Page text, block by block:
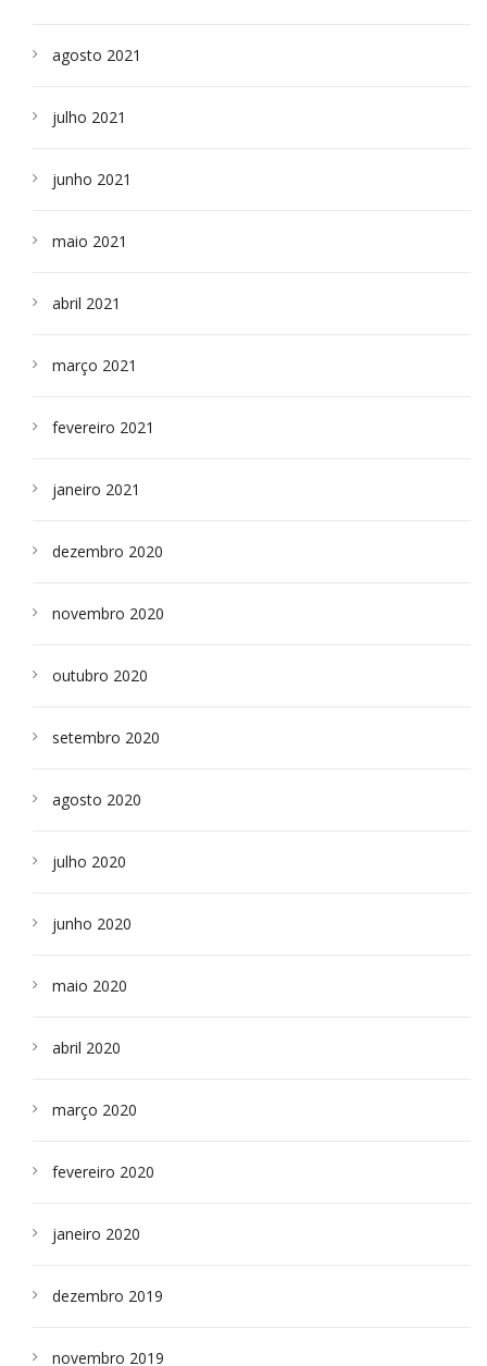
agosto 2021
julho 2021
junho 2021
maio 2021
abril 2021
março 2021
fevereiro 2021
janeiro 2021
dezembro 2020
novembro 2020
outubro 2020
setembro 2020
agosto 2020
julho 2020
junho 2020
maio 2020
abril 2020
março 2020
fevereiro 2020
janeiro 2020
dezembro 2019
novembro 2019